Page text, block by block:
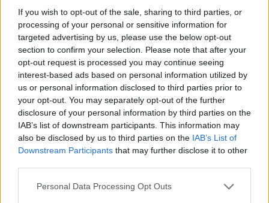
If you wish to opt-out of the sale, sharing to third parties, or
processing of your personal or sensitive information for
targeted advertising by us, please use the below opt-out
section to confirm your selection. Please note that after your
opt-out request is processed you may continue seeing
interest-based ads based on personal information utilized by
us or personal information disclosed to third parties prior to
your opt-out. You may separately opt-out of the further
disclosure of your personal information by third parties on the
IAB’s list of downstream participants. This information may
also be disclosed by us to third parties on the IAB’s List of
Downstream Participants that may further disclose it to other
Personal Data Processing Opt Outs
Εδώ Παππάς, εκεί Παππάς, που είναι
ο ΣΥΡΙΖΑ και οι Κιλκισιώτες
26-07-2026 - Κανένα σχόλιο
Κιλκίς προς Χατζηδάκη: Στηρίξτε
εμπράκτως την περιφέρεια – μειώσ…
11-06-2026 - Κανένα σχόλιο